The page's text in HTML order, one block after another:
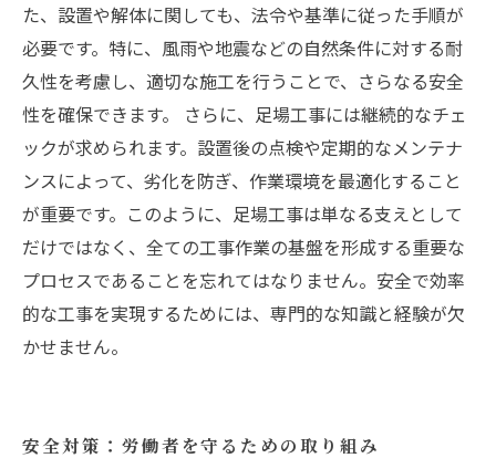
た、設置や解体に関しても、法令や基準に従った手順が
必要です。特に、風雨や地震などの自然条件に対する耐
久性を考慮し、適切な施工を行うことで、さらなる安全
性を確保できます。 さらに、足場工事には継続的なチェ
ックが求められます。設置後の点検や定期的なメンテナ
ンスによって、劣化を防ぎ、作業環境を最適化すること
が重要です。このように、足場工事は単なる支えとして
だけではなく、全ての工事作業の基盤を形成する重要な
プロセスであることを忘れてはなりません。安全で効率
的な工事を実現するためには、専門的な知識と経験が欠
かせません。
安全対策：労働者を守るための取り組み